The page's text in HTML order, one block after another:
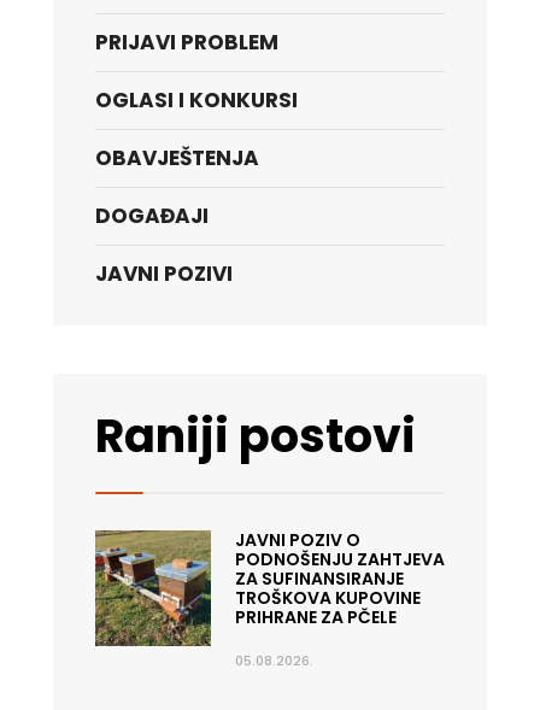
PRIJAVI PROBLEM
OGLASI I KONKURSI
OBAVJEŠTENJA
DOGAĐAJI
JAVNI POZIVI
Raniji postovi
JAVNI POZIV O
PODNOŠENJU ZAHTJEVA
ZA SUFINANSIRANJE
TROŠKOVA KUPOVINE
PRIHRANE ZA PČELE
05.08.2026.